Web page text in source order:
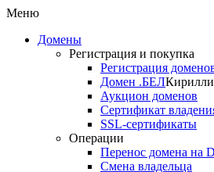
Меню
Домены
Регистрация и покупка
Регистрация
Домен .БЕЛ
Аукцион доменов
Сертификат
SSL-сертификаты
Операции
Перенос домена на
Смена владельца